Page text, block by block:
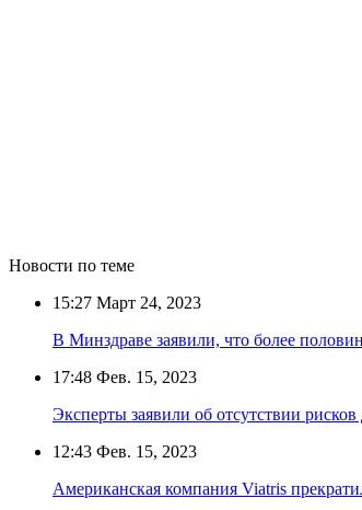
Новости по теме
15:27 Март 24, 2023
В Минздраве заявили, что более
17:48 Фев. 15, 2023
Эксперты заявили об отсутствии
12:43 Фев. 15, 2023
Американская компания Viatris